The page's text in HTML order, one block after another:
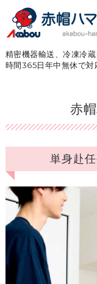
精密機器輸送、冷凍冷
時間365日年中無休で対
会社概要
お問い合わせ
赤
単身赴